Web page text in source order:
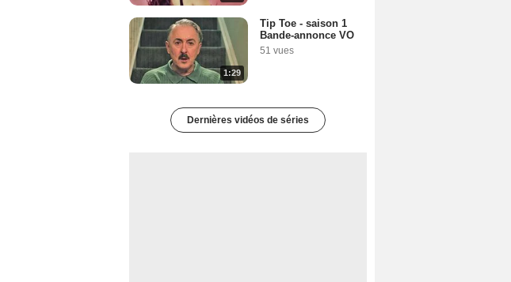
1:29
Tip Toe - saison 1
Bande-annonce VO
51 vues
Dernières vidéos de séries